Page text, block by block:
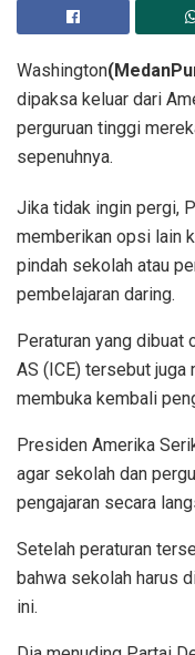
Washington
dipaksa keluar dari
perguruan tinggi
sepenuhnya.
Jika tidak ingin pergi,
memberikan opsi lain
pindah sekolah atau
pembelajaran daring.
Peraturan yang dibuat
AS (ICE) tersebut juga
membuka kembali
Presiden Amerika
agar sekolah dan
pengajaran secara
Setelah peraturan
bahwa sekolah harus
ini.